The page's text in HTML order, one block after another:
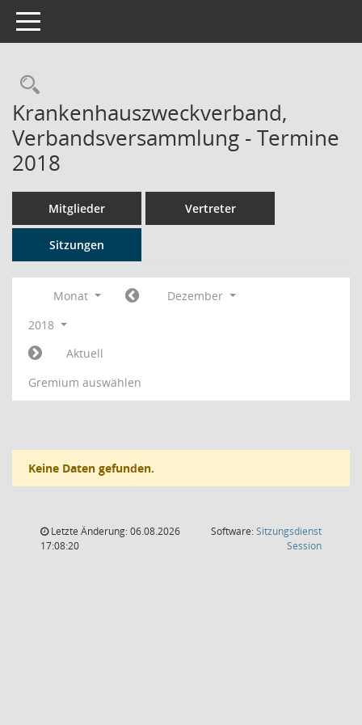
Toggle navigation
Rechercheauswahl
Krankenhauszweckverband,
Verbandsversammlung - Termine
2018
Mitglieder Vertreter
Sitzungen
Monat
Dezember
2018
Aktuell
Gremium auswählen
Keine Daten gefunden.
Letzte Änderung: 06.08.2026
17:08:20
Software:Sitzungsdienst
Session(Wird in